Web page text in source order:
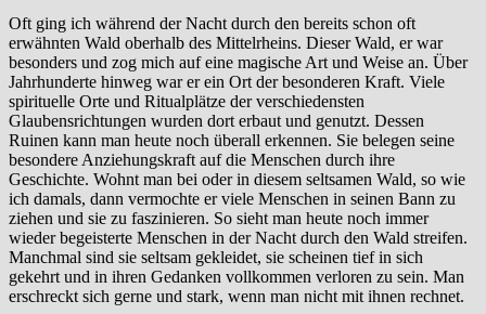
Oft ging ich während der Nacht durch den bereits schon oft
erwähnten Wald oberhalb des Mittelrheins. Dieser Wald, er war
besonders und zog mich auf eine magische Art und Weise an. Über
Jahrhunderte hinweg war er ein Ort der besonderen Kraft. Viele
spirituelle Orte und Ritualplätze der verschiedensten
Glaubensrichtungen wurden dort erbaut und genutzt. Dessen
Ruinen kann man heute noch überall erkennen. Sie belegen seine
besondere Anziehungskraft auf die Menschen durch ihre
Geschichte. Wohnt man bei oder in diesem seltsamen Wald, so wie
ich damals, dann vermochte er viele Menschen in seinen Bann zu
ziehen und sie zu faszinieren. So sieht man heute noch immer
wieder begeisterte Menschen in der Nacht durch den Wald streifen.
Manchmal sind sie seltsam gekleidet, sie scheinen tief in sich
gekehrt und in ihren Gedanken vollkommen verloren zu sein. Man
erschreckt sich gerne und stark, wenn man nicht mit ihnen rechnet.